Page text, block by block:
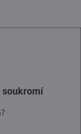
soukromí